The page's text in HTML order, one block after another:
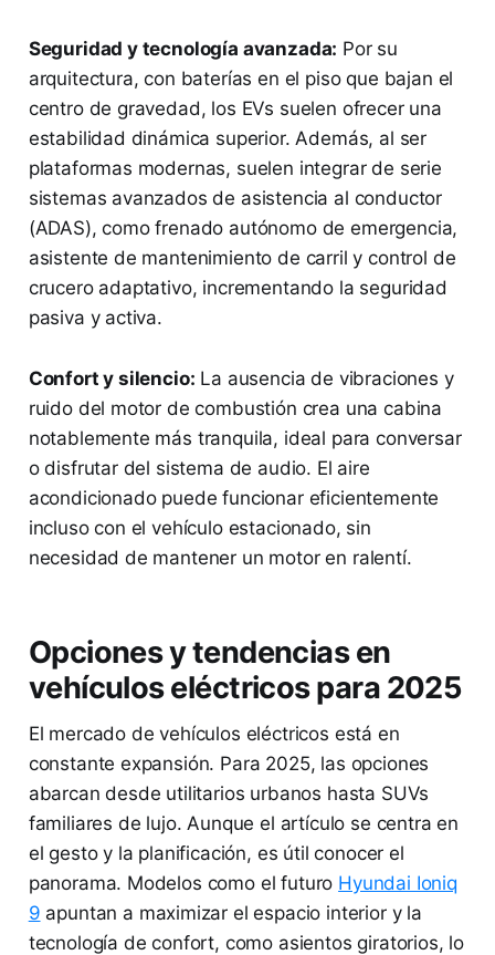
Seguridad y tecnología avanzada: Por su
arquitectura, con baterías en el piso que bajan el
centro de gravedad, los EVs suelen ofrecer una
estabilidad dinámica superior. Además, al ser
plataformas modernas, suelen integrar de serie
sistemas avanzados de asistencia al conductor
(ADAS), como frenado autónomo de emergencia,
asistente de mantenimiento de carril y control de
crucero adaptativo, incrementando la seguridad
pasiva y activa.
Confort y silencio: La ausencia de vibraciones y
ruido del motor de combustión crea una cabina
notablemente más tranquila, ideal para conversar
o disfrutar del sistema de audio. El aire
acondicionado puede funcionar eficientemente
incluso con el vehículo estacionado, sin
necesidad de mantener un motor en ralentí.
Opciones y tendencias en
vehículos eléctricos para 2025
El mercado de vehículos eléctricos está en
constante expansión. Para 2025, las opciones
abarcan desde utilitarios urbanos hasta SUVs
familiares de lujo. Aunque el artículo se centra en
el gesto y la planificación, es útil conocer el
panorama. Modelos como el futuro Hyundai Ioniq
9 apuntan a maximizar el espacio interior y la
tecnología de confort, como asientos giratorios, lo